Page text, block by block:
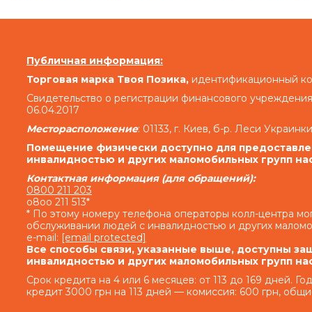
Кредита (если условия Договора
денежных средств (если условия
денежных средств) и/или суммы Кредита в
кодекса Украины Кредитодатель имеет право
семьсот) процентов годовых от просроченной
день просрочки на сумму задолженности,
выдачу Кредита (если условия Договора
денежных средств (если условия
денежных средств) и/или на просроченную
Кредитодатель не начисляет проценты
Совокупная сумма начисленных процентов
нарушение исполнения обязательств на
Кредитодателя по Договору, с учетом
дополнительных
Право финансового учреждения в
Публичная информация:
Торговая марка Твоя Позика, идентификационный
Свидетельство о регистрации финансового
06.04.2017
Месторасположение: 01133, г. Киев, б-р. Леси
Помещение физически доступно для
инвалидностью и других маломобильных групп
Контактная информация (для обращений):
0800 211 203
o8oo 211 513*
* По этому номеру телефона операторы колл-центра
обслуживании людей с инвалидностью и других
e-mail: [email protected]
Все способы связи, указанные выше, доступны
инвалидностью и других маломобильных групп
Срок кредита на 4 или 6 месяцев: от 113 до 169 дней.
кредит 3000 грн на 113 дней — комиссия: 600 грн,